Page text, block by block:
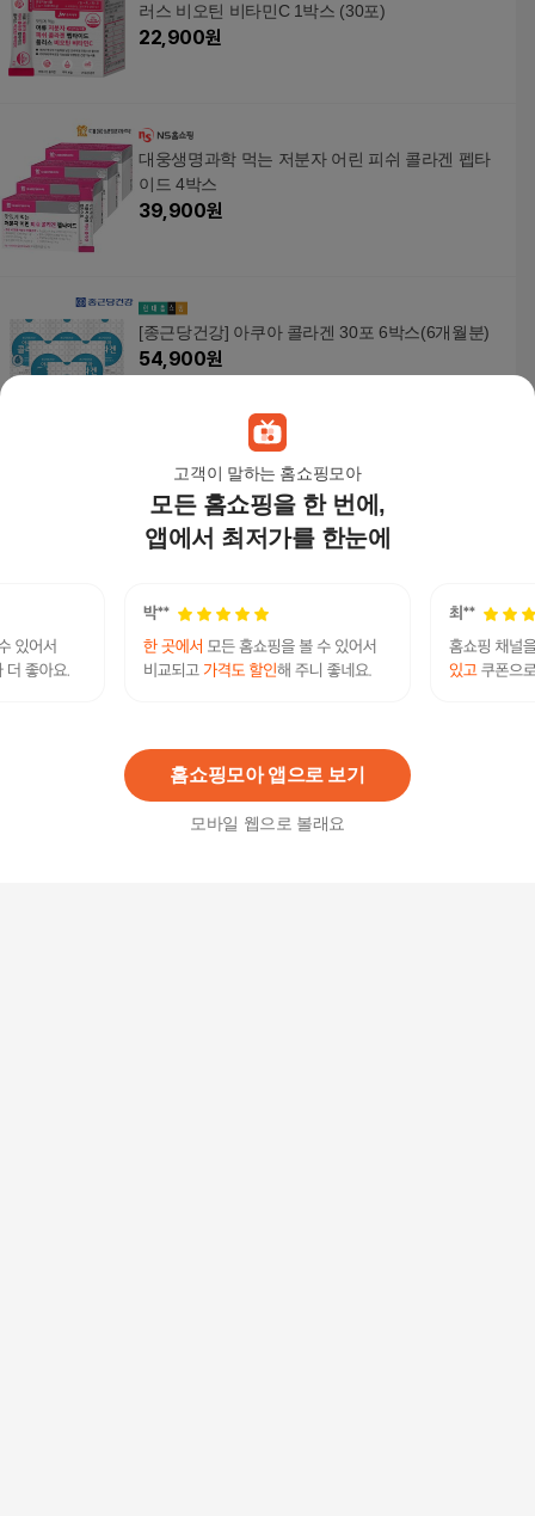
고객이 말하는 홈쇼핑모아
모든 홈쇼핑을 한 번에,
앱에서 최저가를 한눈에
홈쇼핑모아 앱으로 보기
모바일 웹으로 볼래요
러스 비오틴 비타민C 1박스 (30포)
22,900원
대웅생명과학 먹는 저분자 어린 피쉬 콜라겐 펩타
이드 4박스
39,900원
[종근당건강] 아쿠아 콜라겐 30포 6박스(6개월분)
54,900원
[종근당건강] 아쿠아 콜라겐 30포 3박스(3개월분)
29,900원
종근당건강 아쿠아 콜라겐 (2gX30포) 4박스(총4개